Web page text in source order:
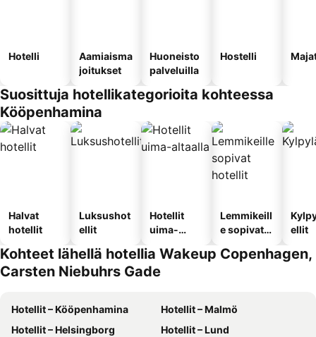
Hotelli
Aamiaisma
joitukset
Huoneisto
palveluilla
Hostelli
Suosittuja hotellikategorioita kohteessa
Kööpenhamina
Halvat
hotellit
Luksushot
ellit
Hotellit
uima-
Lemmikeill
e sopivat
ellit
Kohteet lähellä hotellia Wakeup Copenhagen,
Carsten Niebuhrs Gade
Hotellit – Kööpenhamina
Hotellit – Malmö
Hotellit – Helsingborg
Hotellit – Lund